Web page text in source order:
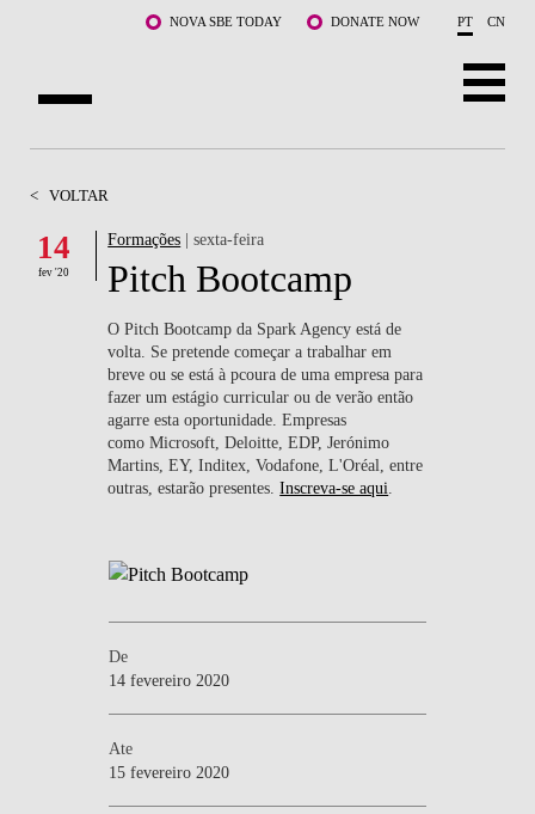
Saltar para o conteúdo principalNOVA SBE TODAY DONATE NOW PT CN
DOCENTES E INVESTIGAÇÃO
COMUNIDADE
LIFE AT NOVA SBE
WHAT'S HAPPENING
< VOLTAR
14
fev '20
Formações | sexta-feira
Pitch Bootcamp
O Pitch Bootcamp da Spark Agency está de
volta. Se pretende começar a trabalhar em
breve ou se está à pcoura de uma empresa para
fazer um estágio curricular ou de verão então
agarre esta oportunidade. Empresas
como Microsoft, Deloitte, EDP, Jerónimo
Martins, EY, Inditex, Vodafone, L'Oréal, entre
outras, estarão presentes.Inscreva-se aqui
De
14 fevereiro 2020
Ate
15 fevereiro 2020